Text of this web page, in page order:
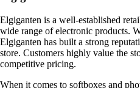
Elgiganten is a well-established
wide range of electronic products.
Elgiganten has built a strong
store. Customers highly value the
competitive pricing.
When it comes to softboxes and